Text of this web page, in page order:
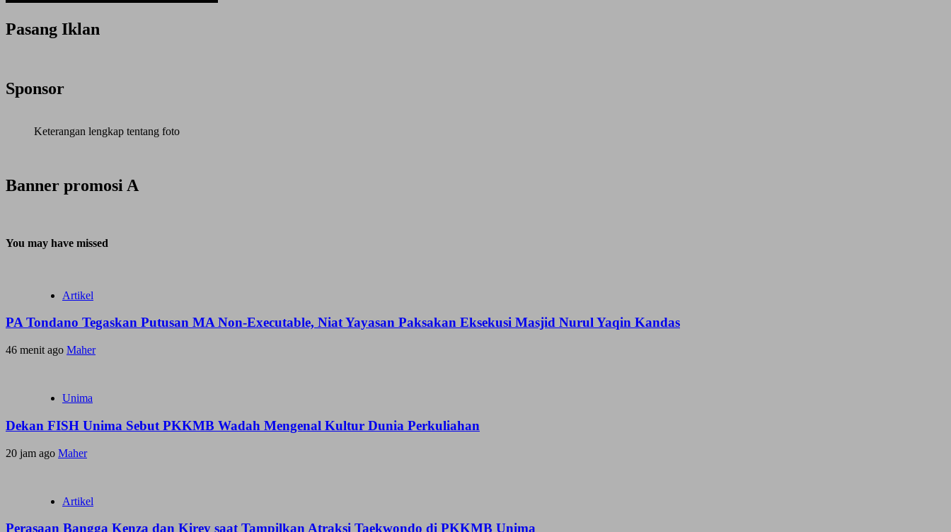
Pasang Iklan
Sponsor
Keterangan lengkap tentang foto
Banner promosi A
You may have missed
Artikel
PA Tondano Tegaskan Putusan MA Non-Executable, Niat Yayasan Paksakan Eksekusi Masjid Nurul Yaqin Kandas
46 menit ago Maher
Unima
Dekan FISH Unima Sebut PKKMB Wadah Mengenal Kultur Dunia Perkuliahan
20 jam ago Maher
Artikel
Perasaan Bangga Kenza dan Kirey saat Tampilkan Atraksi Taekwondo di PKKMB Unima